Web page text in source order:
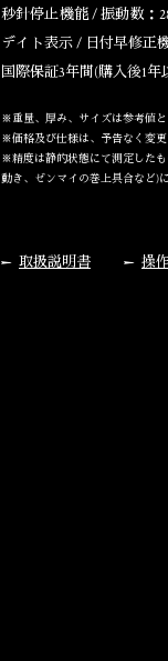
秒針停止機能 / 振動数：
デイト表示 / 日付早修正
国際保証3年間(購入後1年
※重量、厚み、サイズは参考値と
※価格及び仕様は、予告なく変更
※精度は静的状態にて測定した
動き、ゼンマイの巻上具合など)
取扱説明書 操